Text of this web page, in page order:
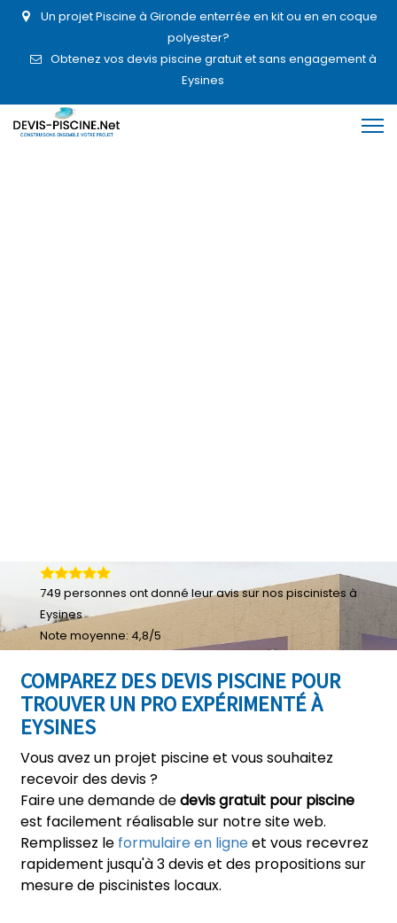
Un projet Piscine à Gironde enterrée en kit ou en en coque
polyester?
Obtenez vos devis piscine gratuit et sans engagement à
Eysines
COMPAREZ DES DEVIS PISCINE POUR
TROUVER UN PRO EXPÉRIMENTÉ À
EYSINES
Vous avez un projet piscine et vous souhaitez
recevoir des devis ?
Faire une demande dedevis gratuit pour piscine
est facilement réalisable sur notre site web.
Remplissez le formulaire en ligneet vous recevrez
rapidement jusqu'à 3 devis et des propositions sur
mesure de piscinistes locaux.
749 personnes ont donné leuravis sur nos piscinistes à
Eysines
Note moyenne: 4,8/5